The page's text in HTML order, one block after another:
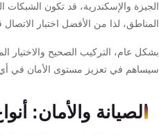
والإسكندرية، قد تكون الشبكات
لذا من الأفضل اختبار الاتصال
عام، التركيب الصحيح والاختيار
في تعزيز مستوى الأمان في أي
الصيانة والأمان: